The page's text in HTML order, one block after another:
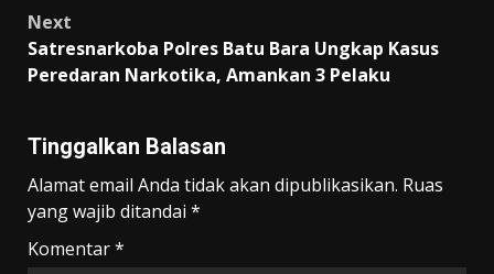
Next
Satresnarkoba Polres Batu Bara Ungkap Kasus
Peredaran Narkotika, Amankan 3 Pelaku
Tinggalkan Balasan
Alamat email Anda tidak akan dipublikasikan. Ruas
yang wajib ditandai *
Komentar*